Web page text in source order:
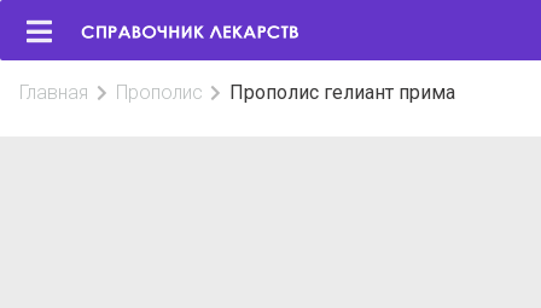
Главная Прополис Прополис гелиант прима